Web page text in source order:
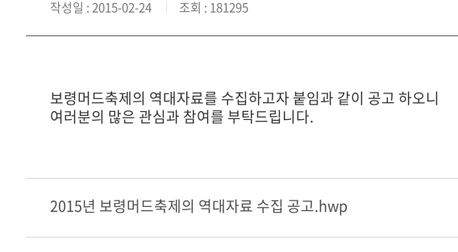
작성일 : 2015-02-24 조회 : 181295
보령머드축제의 역대자료를 수집하고자 붙임과 같이 공고 하오니
여러분의 많은 관심과 참여를 부탁드립니다.
2015년 보령머드축제의 역대자료 수집 공고.hwp